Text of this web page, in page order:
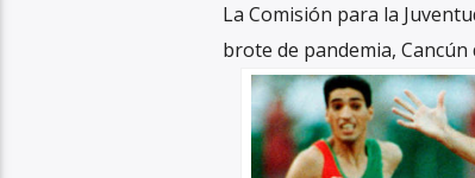
La Comisión para la
brote de pandemia,